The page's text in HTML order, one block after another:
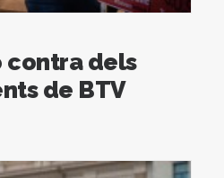
contra dels
de BTV